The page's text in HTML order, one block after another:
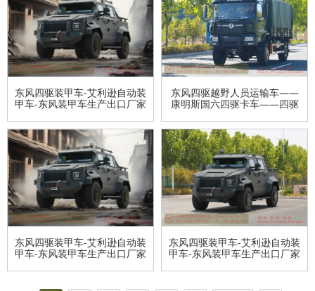
东风四驱装甲车-艾利逊自动装
甲车-东风装甲车生产出口厂家
东风四驱越野人员运输车——
康明斯国六四驱卡车——四驱
东风四驱装甲车-艾利逊自动装
甲车-东风装甲车生产出口厂家
东风四驱装甲车-艾利逊自动装
甲车-东风装甲车生产出口厂家